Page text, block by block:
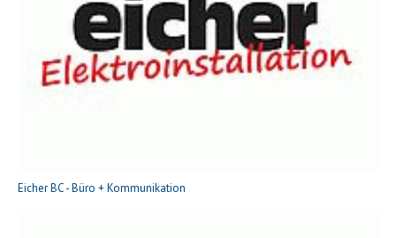
Eicher BC - Büro + Kommunikation